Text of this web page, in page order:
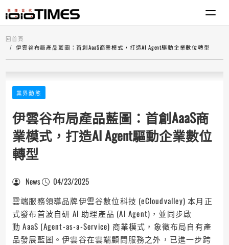
回首頁
伊雲谷布局產品藍圖：首創AaaS商業模式，打造AI Agent驅動企業數位轉型
業界動態
伊雲谷布局產品藍圖：首創AaaS商
業模式，打造AI Agent驅動企業數位
轉型
News
04/23/2025
雲端服務領導品牌伊雲谷數位科技 (eCloudvalley) 本月正
式發布首波自研 AI 助理產品 (AI Agent)，並同步啟
動 AaaS (Agent-as-a-Service) 商業模式，象徵布局自有產
品發展藍圖。伊雲谷在雲端顧問服務之外，已進一步跨